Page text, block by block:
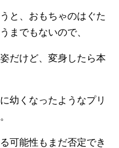
と、おもちゃのはぐた
までもないので、
だけど、変身したら本
幼くなったようなプリ
可能性もまだ否定でき